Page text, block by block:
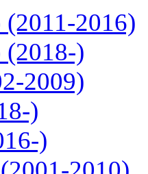
(2011-2016)
(2018-)
2009)
)
)